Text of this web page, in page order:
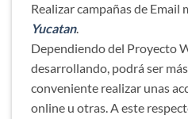
Realizar campañas de Email
Yucatan.
Dependiendo del Proyecto
desarrollando, podrá ser más
conveniente realizar unas
online u otras. A este